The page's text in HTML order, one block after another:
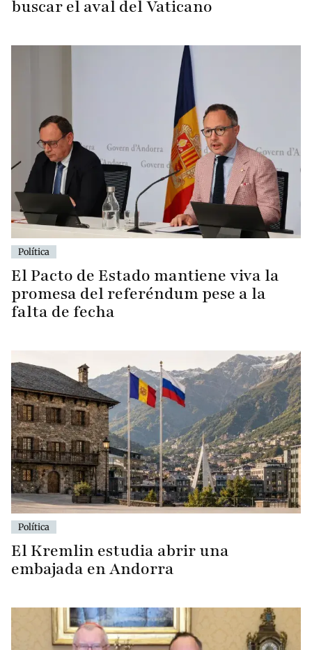
buscar el aval del Vaticano
Política
El Pacto de Estado mantiene viva la
promesa del referéndum pese a la
falta de fecha
Política
El Kremlin estudia abrir una
embajada en Andorra